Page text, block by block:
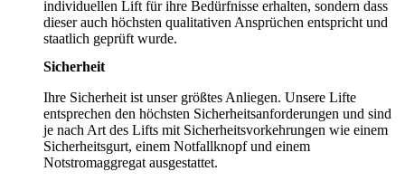
individuellen Lift für ihre Bedürfnisse erhalten, sondern dass
dieser auch höchsten qualitativen Ansprüchen entspricht und
staatlich geprüft wurde.
Sicherheit
Ihre Sicherheit ist unser größtes Anliegen. Unsere Lifte
entsprechen den höchsten Sicherheitsanforderungen und sind
je nach Art des Lifts mit Sicherheitsvorkehrungen wie einem
Sicherheitsgurt, einem Notfallknopf und einem
Notstromaggregat ausgestattet.